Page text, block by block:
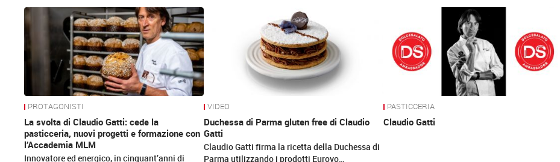
News
PROTAGONISTI
La svolta di Claudio Gatti: cede la
pasticceria, nuovi progetti e formazione con
l’Accademia MLM
Innovatore ed energico, in cinquant’anni di
VIDEO
Duchessa di Parma gluten free di Claudio
Gatti
Claudio Gatti firma la ricetta della Duchessa di
Parma utilizzando i prodotti Eurovo…
PASTICCERIA
Claudio Gatti